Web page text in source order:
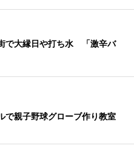
で大縁日や打ち水 「激辛バ
で親子野球グローブ作り教室